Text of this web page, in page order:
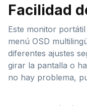
Facilidad
Este monitor
menú OSD
diferentes ajustes
girar la pantalla o
no hay problema,